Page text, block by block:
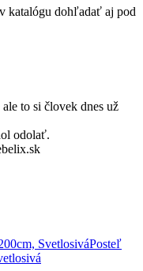
katalógu dohľadať aj pod
to si človek dnes už
odolať.
Posteľ